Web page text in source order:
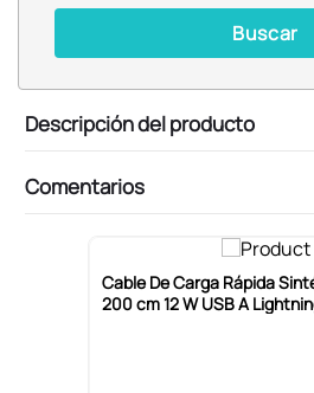
Buscar
Descripción del producto
Comentarios
Cable De Carga Rápida
200 cm 12 W USB A